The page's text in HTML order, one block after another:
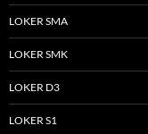
LOKER SMA
LOKER SMK
LOKER D3
LOKER S1